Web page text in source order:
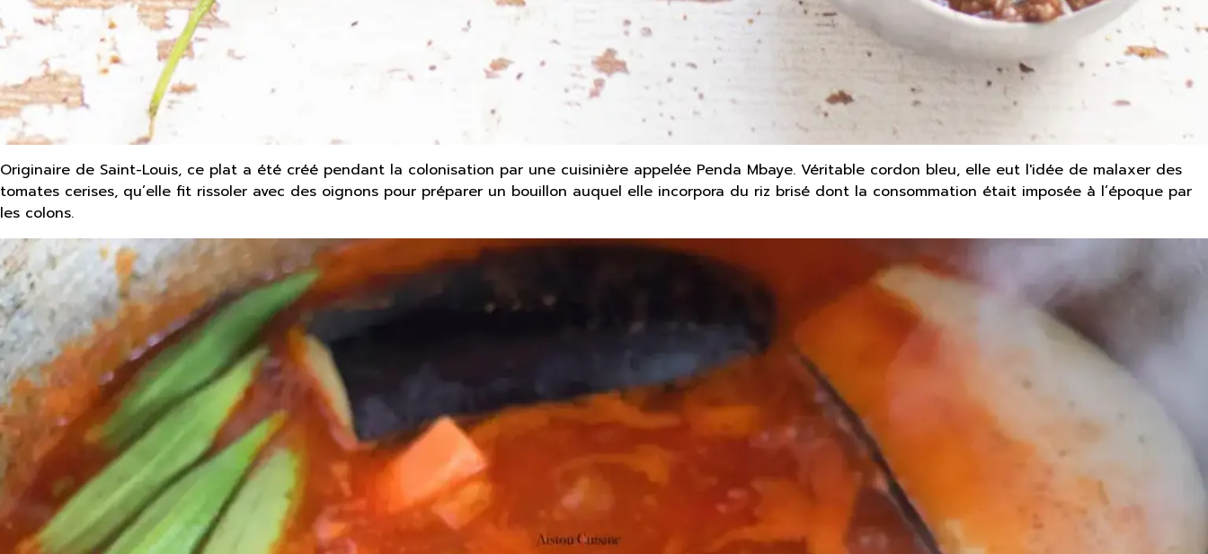
Originaire de Saint-Louis, ce plat a été créé pendant la colonisation par une cuisinière appelée Penda Mbaye. Véritable cordon bleu, elle eut l'idée de malaxer des
tomates cerises, qu’elle fit rissoler avec des oignons pour préparer un bouillon auquel elle incorpora du riz brisé dont la consommation était imposée à l’époque par
les colons.